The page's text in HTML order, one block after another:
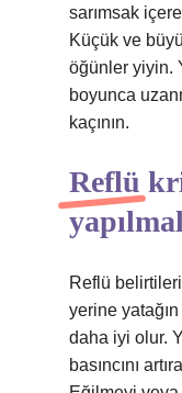
sarımsak
Küçük ve
öğünler yiyin.
boyunca
kaçının.
Reflü
Reflü
yerine
daha iyi olur.
basıncını